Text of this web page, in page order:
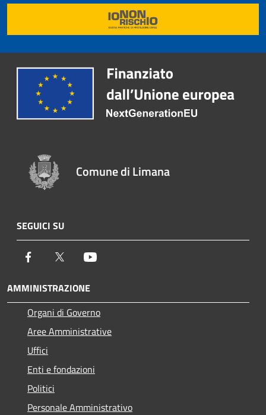
Comune di Limana
SEGUICI SU
Facebook Twitter
AMMINISTRAZIONE
Organi di Governo
Aree Amministrative
Uffici
Enti e fondazioni
Politici
Personale Amministrativo